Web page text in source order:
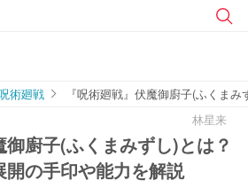
術廻戦
『呪術廻戦』伏魔御廚子(ふくま
林星来
御廚子(ふくまみずし)とは？
の手印や能力を解説